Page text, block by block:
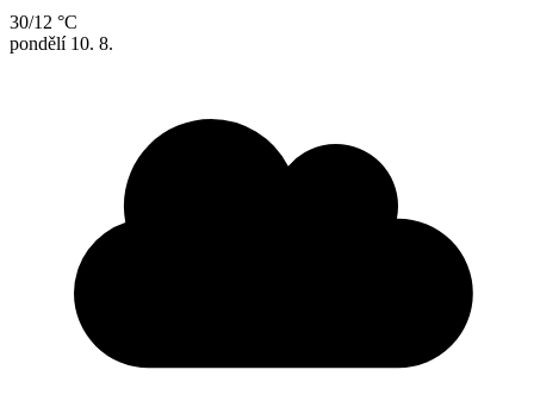
30/12 °C
pondělí 10. 8.